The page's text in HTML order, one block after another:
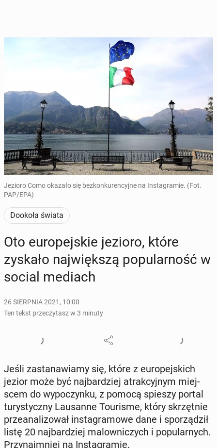
Jezioro Como okazało się bezkonkurencyjne na Instagramie. (Fot.
PAP/EPA)
Dookoła świata
Oto eu­ro­pej­skie jezioro, które
zyskało naj­więk­szą po­pu­lar­ność w
social mediach
26 SIERPNIA 2021, 10:00
Ten tekst przeczytasz w 3 minuty
Jeśli za­sta­na­wia­my się, które z eu­ro­pej­skich
jezior może być naj­bar­dziej atrak­cyj­nym miej­
scem do wy­po­czyn­ku, z pomocą spieszy portal
tu­ry­stycz­ny Lau­san­ne To­uri­sme, który skrzęt­nie
prze­ana­li­zo­wał in­sta­gra­mo­we dane i spo­rzą­dził
listę 20 naj­bar­dziej ma­low­ni­czych i po­pu­lar­nych.
Przy­najm­niej na In­sta­gra­mie.